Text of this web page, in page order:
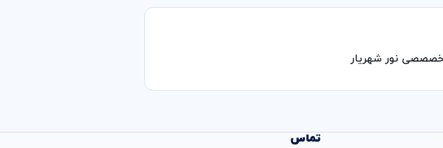
نور شهریار
تماس